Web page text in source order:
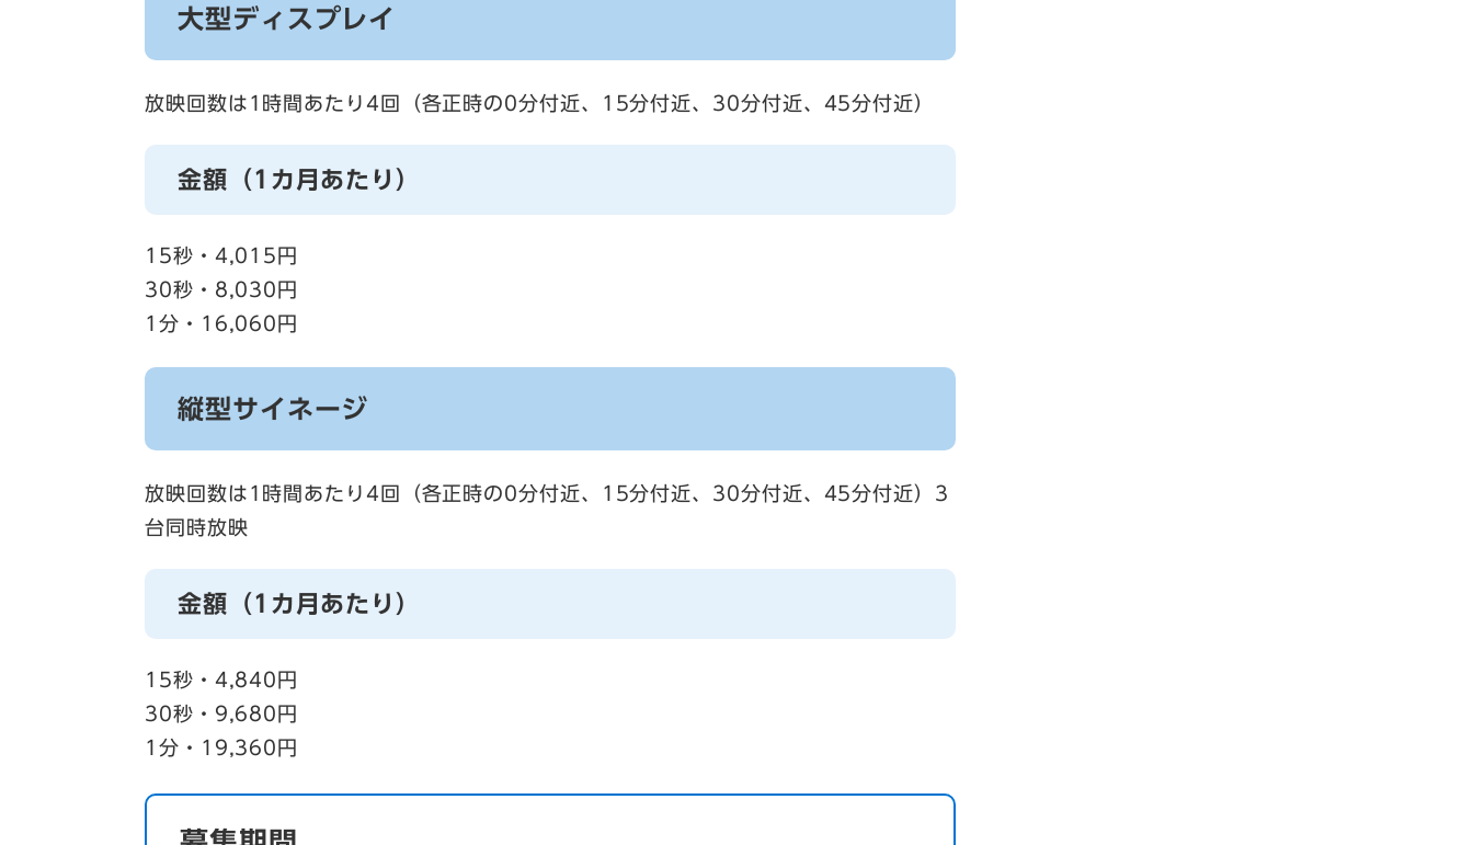
大型ディスプレイ
放映回数は1時間あたり4回（各正時の0分付近、15分付近、30分付近、45分付近）
金額（1カ月あたり）
15秒・4,015円
30秒・8,030円
1分・16,060円
縦型サイネージ
放映回数は1時間あたり4回（各正時の0分付近、15分付近、30分付近、45分付近）3
台同時放映
金額（1カ月あたり）
15秒・4,840円
30秒・9,680円
1分・19,360円